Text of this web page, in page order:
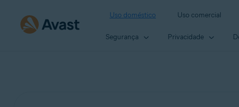
Uso doméstico Uso comercial
Segurança Privacidade